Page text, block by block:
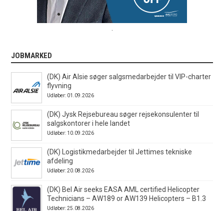
.
JOBMARKED
(DK) Air Alsie søger salgsmedarbejder til VIP-charter
flyvning
Udløber: 01.09.2026
(DK) Jysk Rejsebureau søger rejsekonsulenter til
salgskontorer i hele landet
Udløber: 10.09.2026
(DK) Logistikmedarbejder til Jettimes tekniske
afdeling
Udløber: 20.08.2026
(DK) Bel Air seeks EASA AML certified Helicopter
Technicians – AW189 or AW139 Helicopters – B1.3
Udløber: 25.08.2026